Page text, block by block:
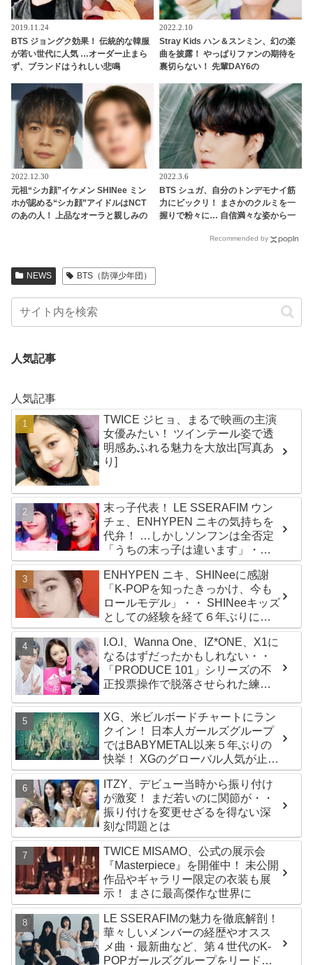
2019.11.24
BTS ジョングク効果！ 伝統的な韓服
が若い世代に人気 …オーダー止まら
ず、ブランドはうれしい悲鳴
2022.2.10
Stray Kids ハン＆スンミン、幻の楽
曲を披露！ やっぱりファンの期待を
裏切らない！ 先輩DAY6の
歓喜の声
2022.12.30
元祖“シカ顔”イケメン SHINee ミン
ホが認める“シカ顔”アイドルはNCT
のあの人！ 上品なオーラと親しみの
2022.3.6
BTS シュガ、自分のトンデモナイ筋
力にビックリ！ まさかのクルミを一
握りで粉々に… 自信満々な姿から一
で？」と困惑してしまう様子がかわ
Recommended by
NEWS BTS（防弾少年団）
人気記事
人気記事
TWICE ジヒョ、まるで映画の主演
女優みたい！ ツインテール姿で透
明感あふれる魅力を大放出[写真あ
り]
末っ子代表！ LE SSERAFIM ウン
チェ、ENHYPEN ニキの気持ちを
代弁！ …しかしソンフンは全否定
「うちの末っ子は違います」・・
かわいすぎる２人の会話に爆笑
ENHYPEN ニキ、SHINeeに感謝
「K-POPを知ったきっかけ、今も
ロールモデル」・・ SHINeeキッズ
としての経験を経て６年ぶりに東
京ドームに帰還した感想は？
I.O.I、Wanna One、IZ*ONE、X1に
なるはずだったかもしれない・・
「PRODUCE 101」シリーズの不
正投票操作で脱落させられた練習
XG、米ビルボードチャートにラン
クイン！ 日本人ガールズグループ
ではBABYMETAL以来５年ぶりの
快挙！ XGのグローバル人気が止ま
らない…「コーチェラ2025」にも
日本人唯一の出演
ITZY、デビュー当時から振り付け
が激変！ まだ若いのに関節が・・
振り付けを変更せざるを得ない深
刻な問題とは
TWICE MISAMO、公式の展示会
『Masterpiece』を開催中！ 未公開
作品やギャラリー限定の衣装も展
示！ まさに最高傑作な世界に
LE SSERAFIMの魅力を徹底解剖！
華々しいメンバーの経歴やオスス
メ曲・最新曲など、第４世代のK-
POPガールズグループをリードす